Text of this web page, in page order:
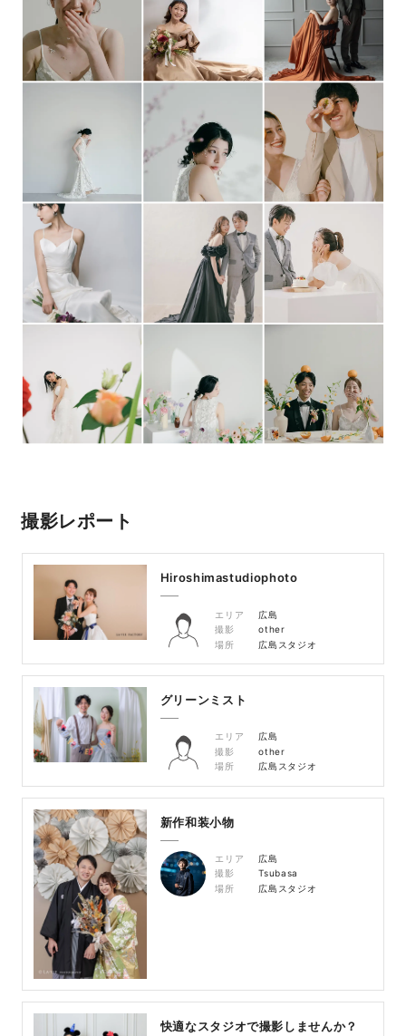
撮影レポート
Hiroshimastudiophoto
エリア
広島
撮影
other
場所
広島スタジオ
グリーンミスト
エリア
広島
撮影
other
場所
広島スタジオ
新作和装小物
エリア
広島
撮影
Tsubasa
場所
広島スタジオ
快適なスタジオで撮影しませんか？